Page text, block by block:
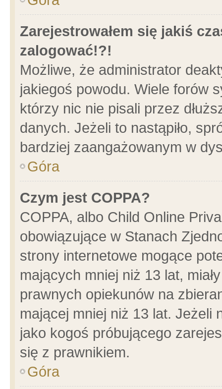
Zarejestrowałem się jakiś
zalogować!?!
Możliwe, że administrator
jakiegoś powodu. Wiele forów
którzy nic nie pisali przez
danych. Jeżeli to nastąpiło,
bardziej zaangażowanym w
Góra
Czym jest COPPA?
COPPA, albo Child Online
obowiązujące w Stanach
strony internetowe mogące
mających mniej niż 13 lat,
prawnych opiekunów na
mającej mniej niż 13 lat. Jeżeli
jako kogoś próbującego
się z prawnikiem.
Góra